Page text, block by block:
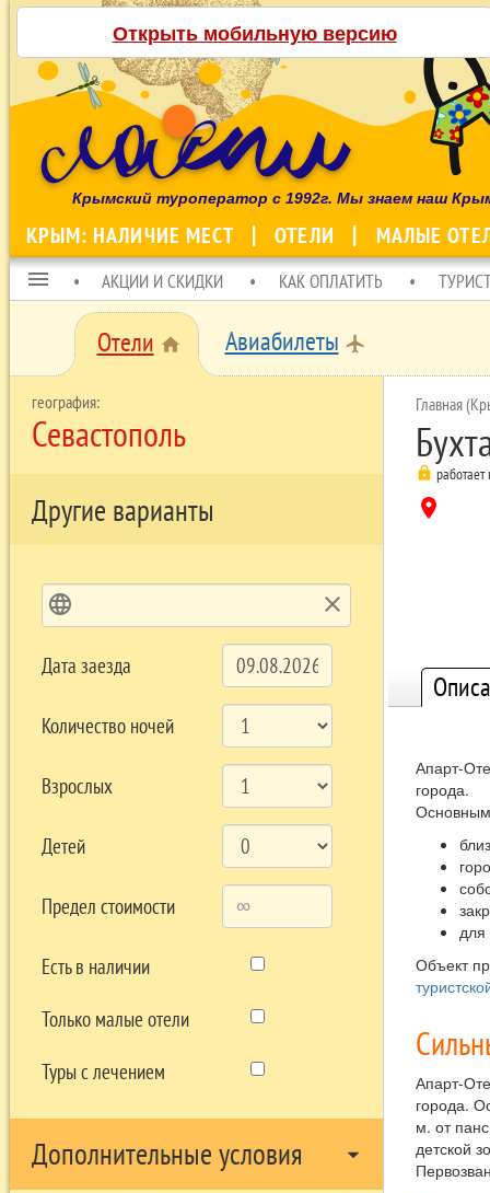
Открыть мобильную версию
Крымский туроператор с 1992г. Мы знаем наш
КРЫМ: НАЛИЧИЕ МЕСТ ОТЕЛИ МАЛЫЕ
menu АКЦИИ И СКИДКИ КАК ОПЛАТИТЬ
Отели home Авиабилеты local_airport
Севастополь
Другие варианты
language clear
Дата заезда
Количество ночей
Взрослых
Детей
Предел стоимости
Есть в наличии
Только малые отели
Туры с лечением
Дополнительные условия arrow_drop_down
Главная
lock работает
location_on
Апарт-
города.
для
Объект
Апарт-
города.
м. от
детской